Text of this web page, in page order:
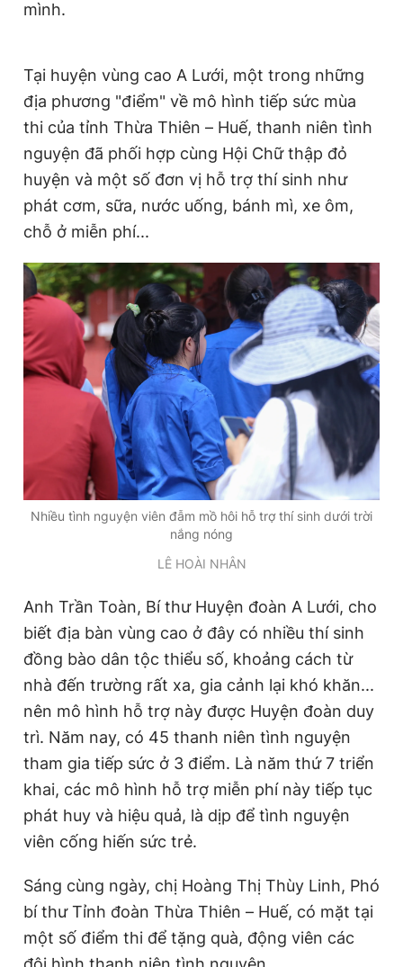
Giấy phép xuất bản số 110/GP - BTTTT cấp ngày 24.3.2020
bản. Phát triển bởi ePi Technologies, JSC.
mình.
Tại huyện vùng cao A Lưới, một trong những
địa phương "điểm" về mô hình tiếp sức mùa
thi của tỉnh Thừa Thiên – Huế, thanh niên tình
nguyện đã phối hợp cùng Hội Chữ thập đỏ
huyện và một số đơn vị hỗ trợ thí sinh như
phát cơm, sữa, nước uống, bánh mì, xe ôm,
chỗ ở miễn phí...
Nhiều tình nguyện viên đẫm mồ hôi hỗ trợ thí sinh dưới trời
nắng nóng
LÊ HOÀI NHÂN
Anh Trần Toàn, Bí thư Huyện đoàn A Lưới, cho
biết địa bàn vùng cao ở đây có nhiều thí sinh
đồng bào dân tộc thiểu số, khoảng cách từ
nhà đến trường rất xa, gia cảnh lại khó khăn...
nên mô hình hỗ trợ này được Huyện đoàn duy
trì. Năm nay, có 45 thanh niên tình nguyện
tham gia tiếp sức ở 3 điểm. Là năm thứ 7 triển
khai, các mô hình hỗ trợ miễn phí này tiếp tục
phát huy và hiệu quả, là dịp để tình nguyện
viên cống hiến sức trẻ.
Sáng cùng ngày, chị Hoàng Thị Thùy Linh, Phó
bí thư Tỉnh đoàn Thừa Thiên – Huế, có mặt tại
một số điểm thi để tặng quà, động viên các